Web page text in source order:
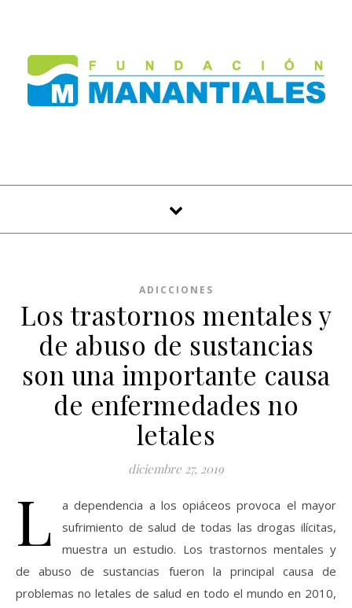
ADICCIONES
Los trastornos mentales y
de abuso de sustancias
son una importante causa
de enfermedades no
letales
diciembre 27, 2019
L
a dependencia a los opiáceos provoca el mayor
sufrimiento de salud de todas las drogas ilícitas,
muestra un estudio. Los trastornos mentales y
de abuso de sustancias fueron la principal causa de
problemas no letales de salud en todo el mundo en 2010,